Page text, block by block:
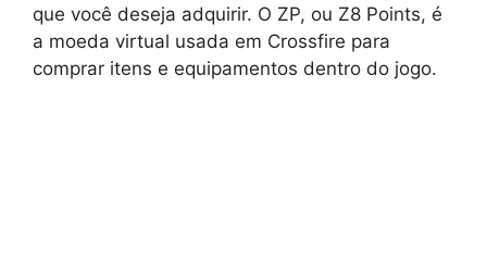
que você deseja adquirir. O ZP, ou Z8 Points, é
a moeda virtual usada em Crossfire para
comprar itens e equipamentos dentro do jogo.